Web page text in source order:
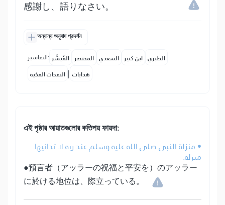
感謝し、語りなさい。
অন্যান্য অনুবাদ প্রদর্শন
التفاسير: المُيسَّر المختصر السعدي ابن كثير الطبري
النفحات المكية | هدايات
এই পৃষ্ঠার আয়াতগুলোর কতিপয় ফায়দা:
• منزلة النبي صلى الله عليه وسلم عند ربه لا تدانيها
منزلة.
●預言者（アッラーの祝福と平安を）のアッラー
に於ける地位は、際立っている。